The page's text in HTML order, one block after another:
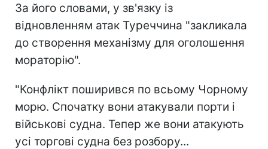
За його словами, у зв'язку із
відновленням атак Туреччина "закликала
до створення механізму для оголошення
мораторію".
"Конфлікт поширився по всьому Чорному
морю. Спочатку вони атакували порти і
військові судна. Тепер же вони атакують
усі торгові судна без розбору...